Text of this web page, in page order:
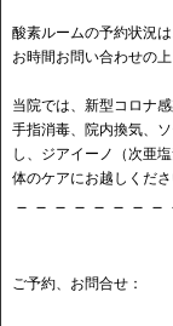
酸素ルームの予約状況
お時間お問い合わせの
当院では、新型コロナ
手指消毒、院内換気、
し、ジアイーノ（次亜
体のケアにお越しくだ
－－－－－－－
ご予約、お問合せ：